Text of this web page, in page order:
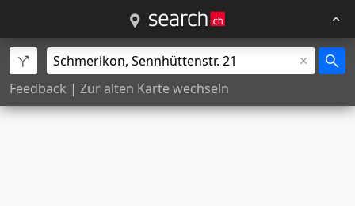
Feedback | Zur alten Karte wechseln